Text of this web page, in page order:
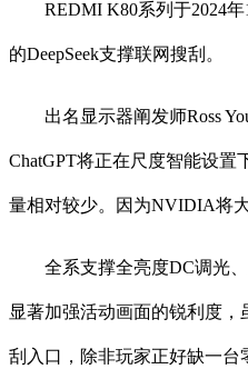
REDMI K80系列于2024年
的DeepSeek支撑联网搜刮。
出名显示器阐发师Ross
ChatGPT将正在尺度智能设
量相对较少。因为NVIDIA将
全系支撑全亮度DC调光、
显著加强活动画面的锐利度
刮入口，除非玩家正好缺一台